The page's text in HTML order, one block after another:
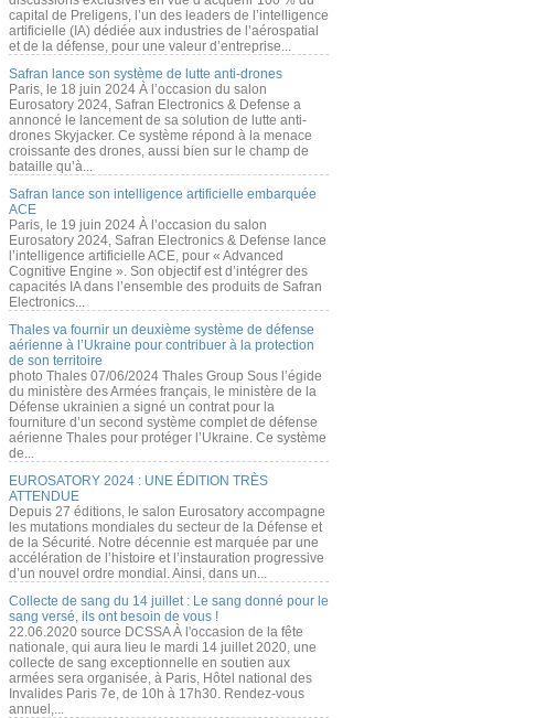
capital de Preligens, l’un des leaders de l’intelligence
artificielle (IA) dédiée aux industries de l’aérospatial
et de la défense, pour une valeur d’entreprise...
Safran lance son système de lutte anti-drones
Paris, le 18 juin 2024 À l’occasion du salon
Eurosatory 2024, Safran Electronics & Defense a
annoncé le lancement de sa solution de lutte anti-
drones Skyjacker. Ce système répond à la menace
croissante des drones, aussi bien sur le champ de
bataille qu’à...
Safran lance son intelligence artificielle embarquée
ACE
Paris, le 19 juin 2024 À l’occasion du salon
Eurosatory 2024, Safran Electronics & Defense lance
l’intelligence artificielle ACE, pour « Advanced
Cognitive Engine ». Son objectif est d’intégrer des
capacités IA dans l’ensemble des produits de Safran
Electronics...
Thales va fournir un deuxième système de défense
aérienne à l’Ukraine pour contribuer à la protection
de son territoire
photo Thales 07/06/2024 Thales Group Sous l’égide
du ministère des Armées français, le ministère de la
Défense ukrainien a signé un contrat pour la
fourniture d’un second système complet de défense
aérienne Thales pour protéger l’Ukraine. Ce système
de...
EUROSATORY 2024 : UNE ÉDITION TRÈS
ATTENDUE
Depuis 27 éditions, le salon Eurosatory accompagne
les mutations mondiales du secteur de la Défense et
de la Sécurité. Notre décennie est marquée par une
accélération de l’histoire et l’instauration progressive
d’un nouvel ordre mondial. Ainsi, dans un...
Collecte de sang du 14 juillet : Le sang donné pour le
sang versé, ils ont besoin de vous !
22.06.2020 source DCSSA À l'occasion de la fête
nationale, qui aura lieu le mardi 14 juillet 2020, une
collecte de sang exceptionnelle en soutien aux
armées sera organisée, à Paris, Hôtel national des
Invalides Paris 7e, de 10h à 17h30. Rendez-vous
annuel,...